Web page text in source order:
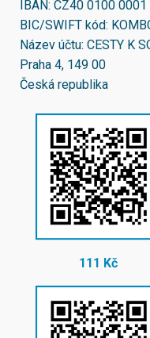
IBAN: CZ40 0100
BIC/SWIFT kód:
Název účtu: CESTY K
Praha 4, 149 00
Česká republika
111 Kč